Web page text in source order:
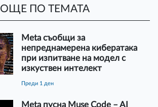
ОЩЕ ПО ТЕМАТА
Meta съобщи за
непреднамерена кибератака
при изпитване на модел с
изкуствен интелект
преди 1 ден
Meta пусна Muse Code – AI